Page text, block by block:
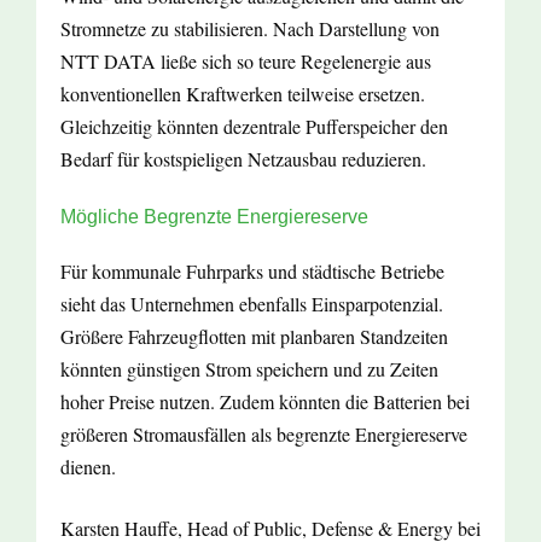
Stromnetze zu stabilisieren. Nach Darstellung von
NTT DATA ließe sich so teure Regelenergie aus
konventionellen Kraftwerken teilweise ersetzen.
Gleichzeitig könnten dezentrale Pufferspeicher den
Bedarf für kostspieligen Netzausbau reduzieren.
Mögliche Begrenzte Energiereserve
Für kommunale Fuhrparks und städtische Betriebe
sieht das Unternehmen ebenfalls Einsparpotenzial.
Größere Fahrzeugflotten mit planbaren Standzeiten
könnten günstigen Strom speichern und zu Zeiten
hoher Preise nutzen. Zudem könnten die Batterien bei
größeren Stromausfällen als begrenzte Energiereserve
dienen.
Karsten Hauffe, Head of Public, Defense & Energy bei